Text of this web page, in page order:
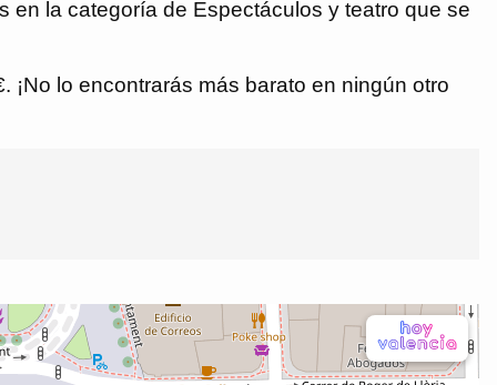
en la categoría de Espectáculos y teatro que se
lo encontrarás más barato en ningún otro